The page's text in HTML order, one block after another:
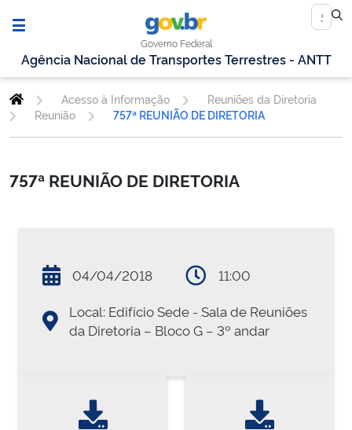
Governo Federal
Agência Nacional de Transportes Terrestres - ANTT
Acesso à Informação
Reuniões da Diretoria
Reunião
757ª REUNIÃO DE DIRETORIA
757ª REUNIÃO DE DIRETORIA
04/04/2018
11:00
Local: Edifício Sede - Sala de Reuniões
da Diretoria – Bloco G – 3º andar